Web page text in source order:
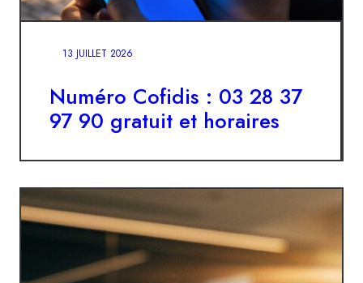
13 JUILLET 2026
Numéro Cofidis : 03 28 37
97 90 gratuit et horaires